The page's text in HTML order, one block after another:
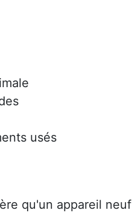
usés
qu'un appareil neuf